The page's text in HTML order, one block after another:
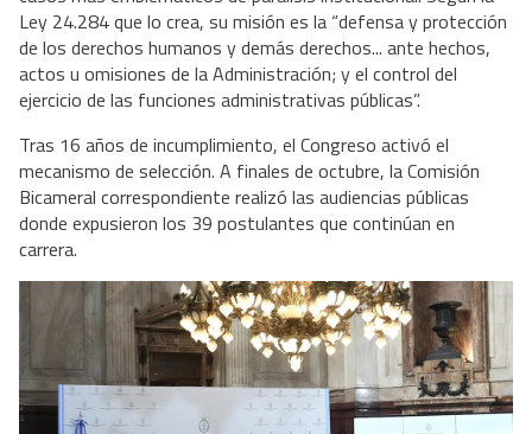
Ley 24.284 que lo crea, su misión es la “defensa y protección
de los derechos humanos y demás derechos... ante hechos,
actos u omisiones de la Administración; y el control del
ejercicio de las funciones administrativas públicas”.
Tras 16 años de incumplimiento, el Congreso activó el
mecanismo de selección. A finales de octubre, la Comisión
Bicameral correspondiente realizó las audiencias públicas
donde expusieron los 39 postulantes que continúan en
carrera.